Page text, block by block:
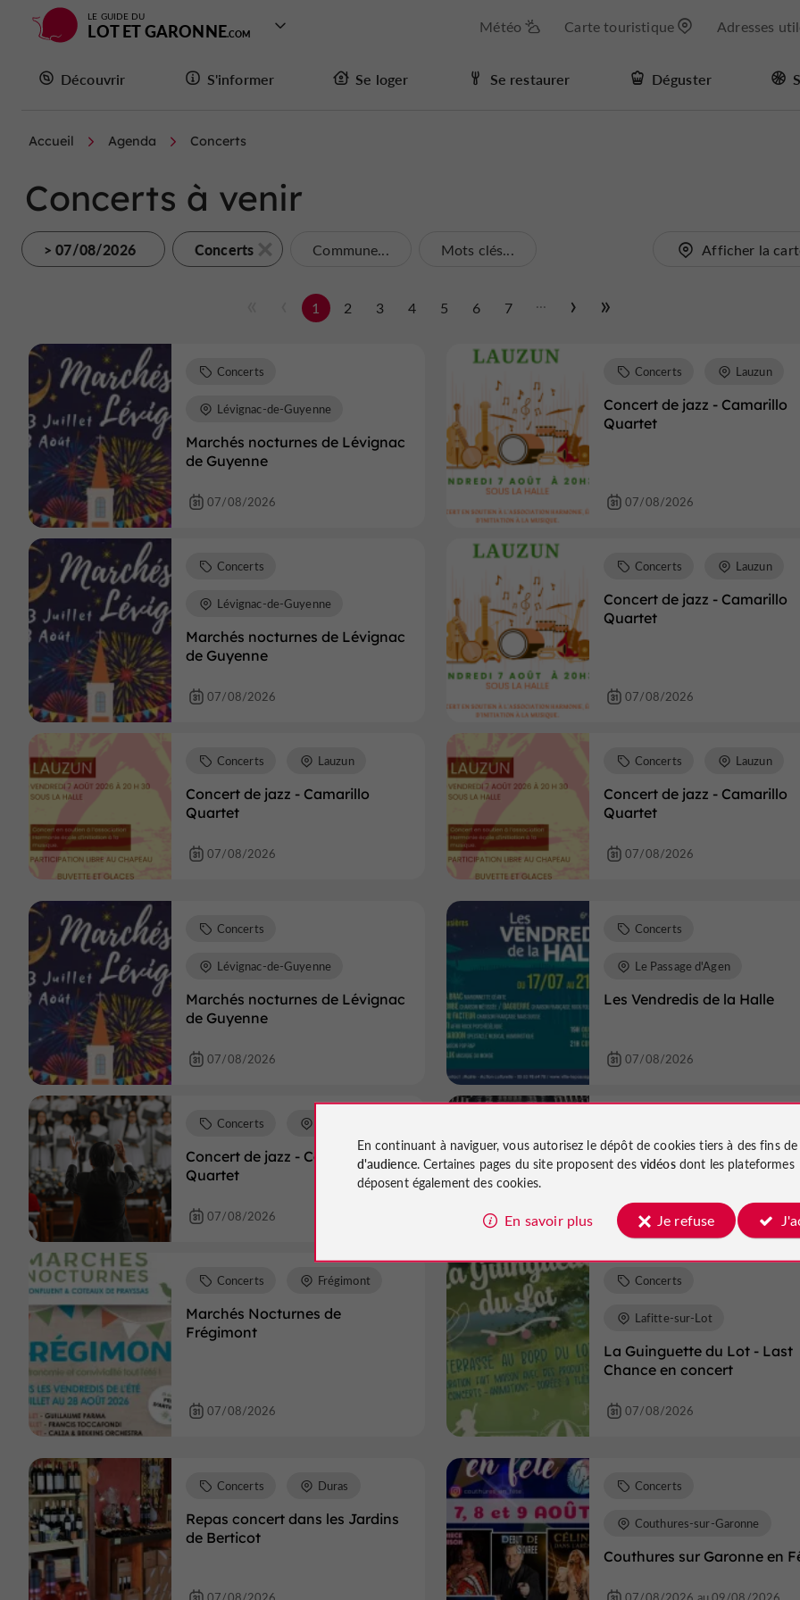
LE GUIDE DU
LOT ET GARONNE Météo Carte touristique Adresses
Découvrir S'informer Se loger Se restaurer Déguster
Accueil Agenda Concerts
Concerts à venir
> 07/08/2026 Concerts Commune... Mots clés... Afficher la
1 2 3 4 5 6 7 ...
Marchés nocturnes de Lévignac
de Guyenne
Concerts
Lévignac-de-Guyenne
07/08/2026
Concert de jazz - Camarillo
Quartet
Concerts Lauzun
07/08/2026
Marchés nocturnes de Lévignac
de Guyenne
Concerts
Lévignac-de-Guyenne
07/08/2026
Concert de jazz - Camarillo
Quartet
Concerts Lauzun
07/08/2026
Concert de jazz - Camarillo
Quartet
Concerts Lauzun
07/08/2026
Concert de jazz - Camarillo
Quartet
Concerts Lauzun
07/08/2026
Marchés nocturnes de Lévignac
de Guyenne
Concerts
Lévignac-de-Guyenne
07/08/2026
Les Vendredis de la Halle
Concerts
Le Passage d'Agen
07/08/2026
Concert de jazz - Camarillo
Quartet
Concerts
07/08/2026
Concert jazz : Lucy Southern
07/08/2026
Marchés Nocturnes de
Frégimont
Concerts Frégimont
07/08/2026
La Guinguette du Lot - Last
Chance en concert
Concerts
Lafitte-sur-Lot
07/08/2026
Repas concert dans les Jardins
de Berticot
Concerts Duras
Couthures sur Garonne en
Concerts
Couthures-sur-Garonne
En continuant à naviguer, vous autorisez le dépôt de cookies tiers à des fins de
d'audience. Certaines pages du site proposent des vidéosdont les plateformes
déposent également des cookies.
En savoir plus Je refuse